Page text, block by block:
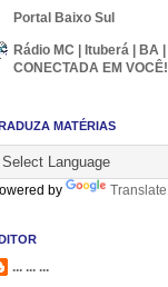
Portal Baixo Sul
Rádio MC | Ituberá | BA |
CONECTADA EM VOCÊ!
MATÉRIAS
by Translate
... ... ...